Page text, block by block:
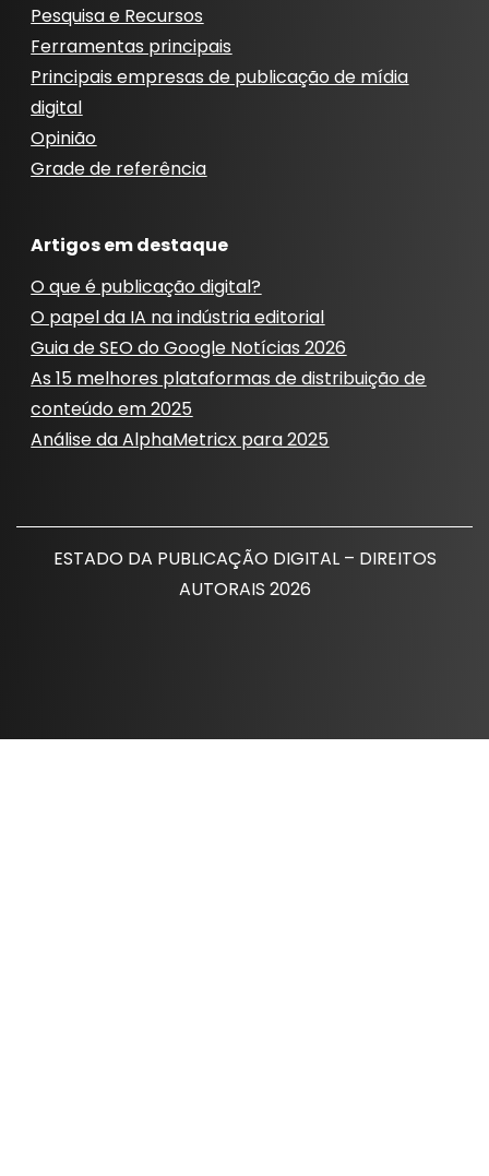
Pesquisa e Recursos
Ferramentas principais
Principais empresas de publicação de mídia
digital
Opinião
Grade de referência
Artigos em destaque
O que é publicação digital?
O papel da IA ​​na indústria editorial
Guia de SEO do Google Notícias 2026
As 15 melhores plataformas de distribuição de
conteúdo em 2025
Análise da AlphaMetricx para 2025
ESTADO DA PUBLICAÇÃO DIGITAL – DIREITOS
AUTORAIS 2026